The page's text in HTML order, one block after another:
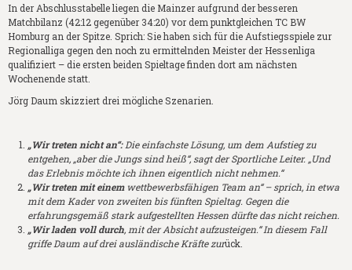
In der Abschlusstabelle liegen die Mainzer aufgrund der besseren
Matchbilanz (42:12 gegenüber 34:20) vor dem punktgleichen TC BW
Homburg an der Spitze. Sprich: Sie haben sich für die Aufstiegsspiele zur
Regionalliga gegen den noch zu ermittelnden Meister der Hessenliga
qualifiziert – die ersten beiden Spieltage finden dort am nächsten
Wochenende statt.
Jörg Daum skizziert drei mögliche Szenarien.
„Wir treten nicht an“:Die einfachste Lösung, um dem Aufstieg zu
entgehen, „aber die Jungs sind heiß“, sagt der Sportliche Leiter. „Und
das Erlebnis möchte ich ihnen eigentlich nicht nehmen.“
„Wir treten mit einemwettbewerbsfähigen Team an“ – sprich, in etwa
mit dem Kader von zweiten bis fünften Spieltag. Gegen die
erfahrungsgemäß stark aufgestellten Hessen dürfte das nicht reichen.
„Wir laden voll durch, mit der Absicht aufzusteigen.“ In diesem Fall
griffe Daum auf drei ausländische Kräfte zurück.